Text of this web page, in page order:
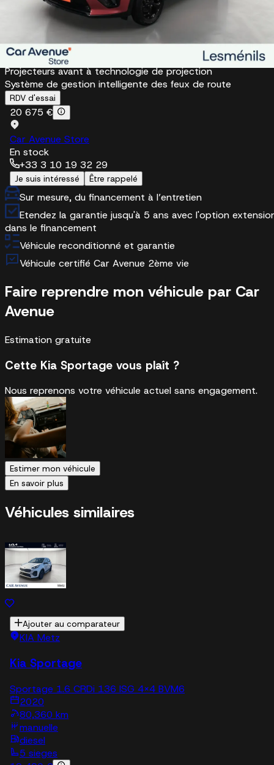
Allumage automatique des projecteurs en fonction de la
luminosité
Feux arrière à LED
Feux avant diurnes à LED
Projecteurs antibrouillard avant
Projecteurs avant à technologie de projection
Système de gestion intelligente des feux de route
RDV d'essai
20 675 €
Car Avenue Store
En stock
+33 3 10 19 32 29
Je suis intéressé Être rappelé
Sur mesure, du financement à l’entretien
Etendez la garantie jusqu'à 5 ans avec l'option
dans le financement
Véhicule reconditionné et garantie
Véhicule certifié Car Avenue 2ème vie
Faire reprendre mon véhicule par Car
Avenue
Estimation gratuite
Cette Kia Sportage vous plaît ?
Nous reprenons votre véhicule actuel sans engagement.
Estimer mon véhicule
En savoir plus
Véhicules similaires
Ajouter au comparateur
KIA Metz
Kia Sportage
Sportage 1.6 CRDi 136 ISG 4x4 BVM6
2020
80,360 km
manuelle
diesel
5 sieges